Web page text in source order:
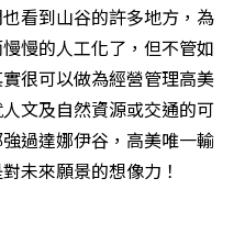
看到山谷的許多地方，為
慢的人工化了，但不管如
很可以做為經營管理高美
文及自然資源或交通的可
過達娜伊谷，高美唯一輸
未來願景的想像力！